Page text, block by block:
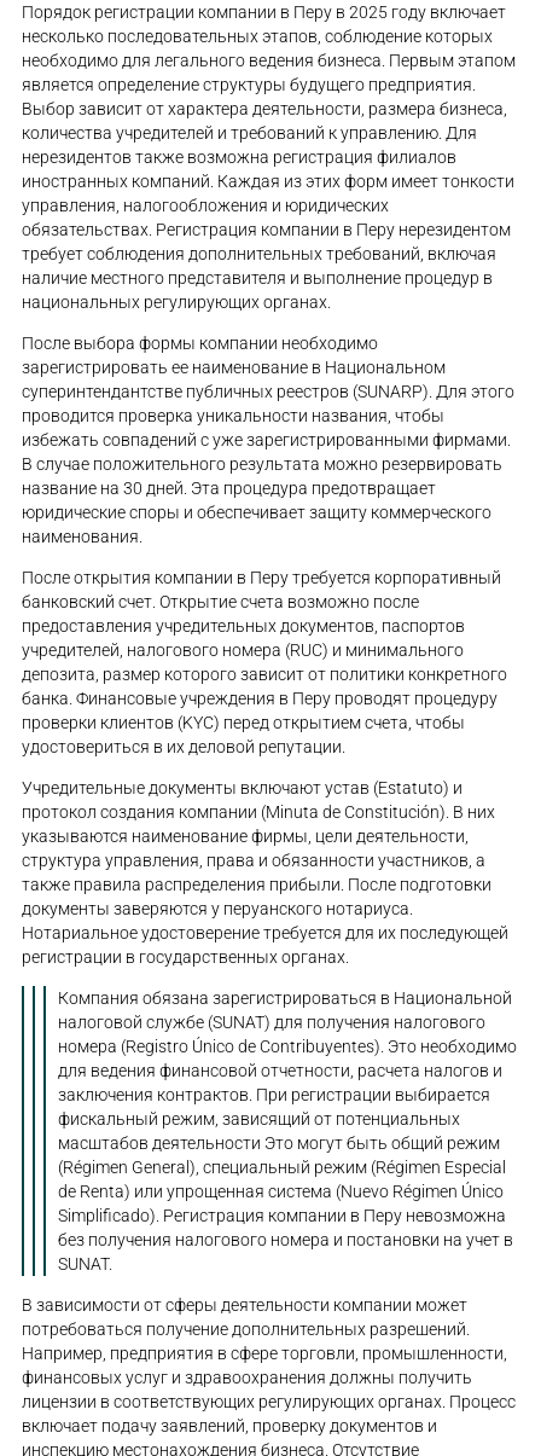
Порядок регистрации компании в Перу в 2025 году включает
несколько последовательных этапов, соблюдение которых
необходимо для легального ведения бизнеса. Первым этапом
является определение структуры будущего предприятия.
Выбор зависит от характера деятельности, размера бизнеса,
количества учредителей и требований к управлению. Для
нерезидентов также возможна регистрация филиалов
иностранных компаний. Каждая из этих форм имеет тонкости
управления, налогообложения и юридических
обязательствах. Регистрация компании в Перу нерезидентом
требует соблюдения дополнительных требований, включая
наличие местного представителя и выполнение процедур в
национальных регулирующих органах.
После выбора формы компании необходимо
зарегистрировать ее наименование в Национальном
суперинтендантстве публичных реестров (SUNARP). Для этого
проводится проверка уникальности названия, чтобы
избежать совпадений с уже зарегистрированными фирмами.
В случае положительного результата можно резервировать
название на 30 дней. Эта процедура предотвращает
юридические споры и обеспечивает защиту коммерческого
наименования.
После открытия компании в Перу требуется корпоративный
банковский счет. Открытие счета возможно после
предоставления учредительных документов, паспортов
учредителей, налогового номера (RUC) и минимального
депозита, размер которого зависит от политики конкретного
банка. Финансовые учреждения в Перу проводят процедуру
проверки клиентов (KYC) перед открытием счета, чтобы
удостовериться в их деловой репутации.
Учредительные документы включают устав (Estatuto) и
протокол создания компании (Minuta de Constitución). В них
указываются наименование фирмы, цели деятельности,
структура управления, права и обязанности участников, а
также правила распределения прибыли. После подготовки
документы заверяются у перуанского нотариуса.
Нотариальное удостоверение требуется для их последующей
регистрации в государственных органах.
Компания обязана зарегистрироваться в Национальной
налоговой службе (SUNAT) для получения налогового
номера (Registro Único de Contribuyentes). Это необходимо
для ведения финансовой отчетности, расчета налогов и
заключения контрактов. При регистрации выбирается
фискальный режим, зависящий от потенциальных
масштабов деятельности Это могут быть общий режим
(Régimen General), специальный режим (Régimen Especial
de Renta) или упрощенная система (Nuevo Régimen Único
Simplificado). Регистрация компании в Перу невозможна
без получения налогового номера и постановки на учет в
SUNAT.
В зависимости от сферы деятельности компании может
потребоваться получение дополнительных разрешений.
Например, предприятия в сфере торговли, промышленности,
финансовых услуг и здравоохранения должны получить
лицензии в соответствующих регулирующих органах. Процесс
включает подачу заявлений, проверку документов и
инспекцию местонахождения бизнеса. Отсутствие